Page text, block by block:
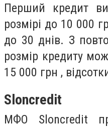
Перший кредит
розмірі до 10 000
до 30 днів. З
розмір кредиту
15 000 грн ,
Sloncredit
МФО Sloncredit